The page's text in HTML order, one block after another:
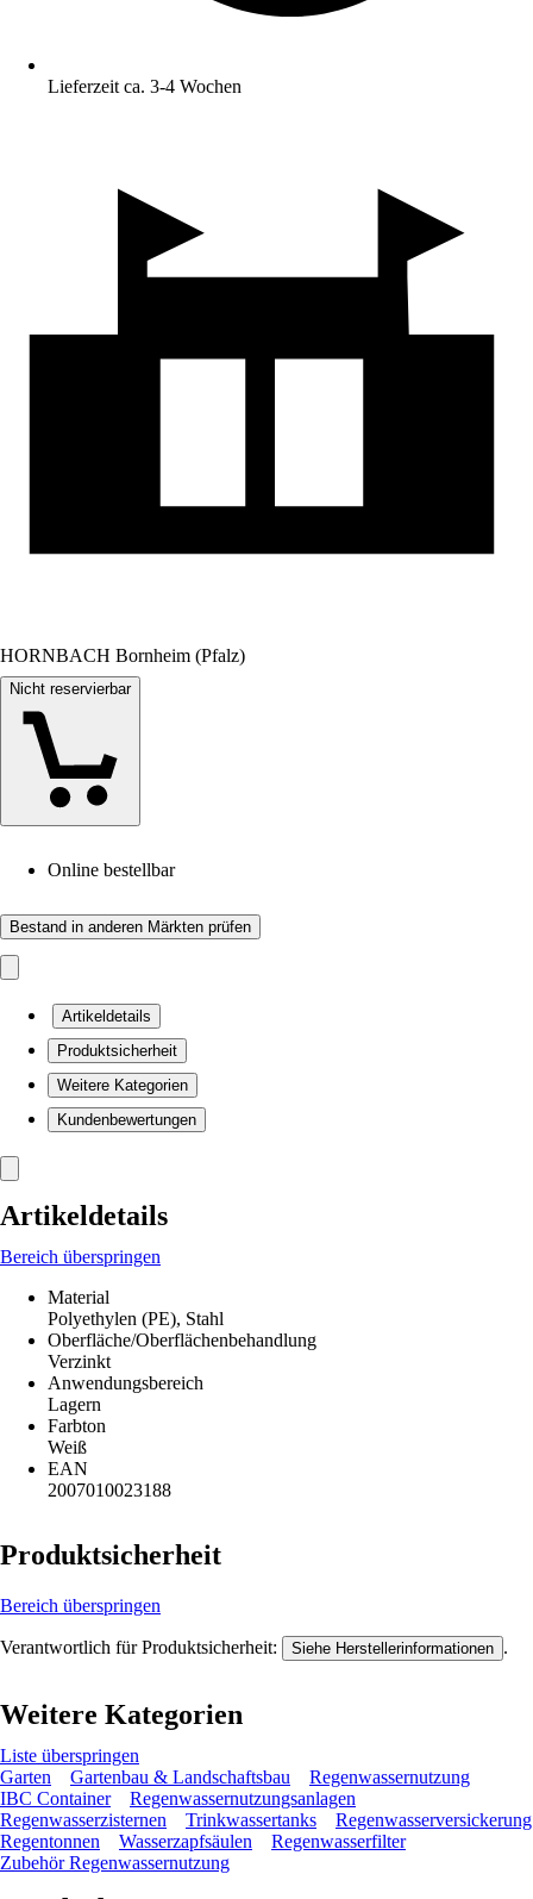
Lieferzeit ca. 3-4 Wochen
HORNBACH Bornheim (Pfalz)
Nicht reservierbar
Online bestellbar
Bestand in anderen Märkten prüfen
Artikeldetails
Produktsicherheit
Weitere Kategorien
Kundenbewertungen
Artikeldetails
Bereich überspringen
Material
Polyethylen (PE), Stahl
Oberfläche/Oberflächenbehandlung
Verzinkt
Anwendungsbereich
Lagern
Farbton
Weiß
EAN
2007010023188
Produktsicherheit
Bereich überspringen
Verantwortlich für Produktsicherheit: Siehe Herstellerinformationen .
Weitere Kategorien
Liste überspringen
Garten
Gartenbau & Landschaftsbau
Regenwassernutzung
IBC Container
Regenwassernutzungsanlagen
Regenwasserzisternen
Trinkwassertanks
Regenwasserversickerung
Regentonnen
Wasserzapfsäulen
Regenwasserfilter
Zubehör Regenwassernutzung